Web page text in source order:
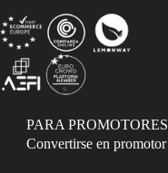
PARA PROMOTORES
Convertirse en promotor